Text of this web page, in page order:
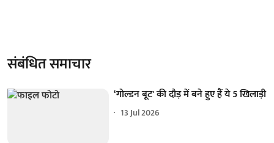
संबंधित समाचार
‘गोल्डन बूट' की दौड़ में बने हुए हैं ये 5 खिलाड़ी
13 Jul 2026